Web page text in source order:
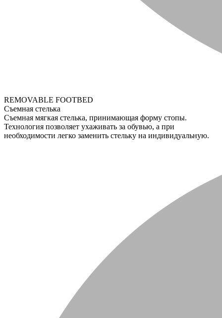
REMOVABLE FOOTBED
Съемная стелька
Съемная мягкая стелька, принимающая форму стопы.
Технология позволяет ухаживать за обувью, а при
необходимости легко заменить стельку на индивидуальную.